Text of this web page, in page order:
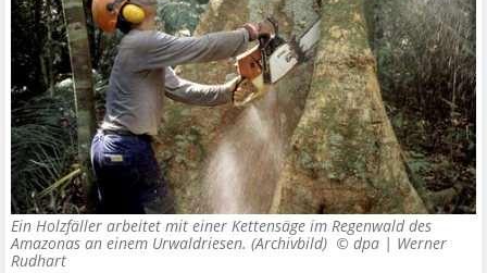
Ein Holzfäller arbeitet mit einer Kettensäge im Regenwald des
Amazonas an einem Urwaldriesen. (Archivbild) © dpa | Werner
Rudhart